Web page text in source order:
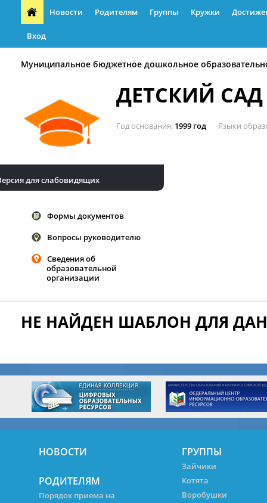
Новости Родителям Группы Кружки
Вход
Муниципальное бюджетное дошкольное
ДЕТСКИЙ
Год основания 1999 год Языки
для слабовидящих
Формы документов
Вопросы руководителю
Сведения об
образовательной
организации
НЕ НАЙДЕН ШАБЛОН ДЛЯ
НОВОСТИ
РОДИТЕЛЯМ
Порядок приема на
ГРУППЫ
Зайчики
Котята
Воробушки